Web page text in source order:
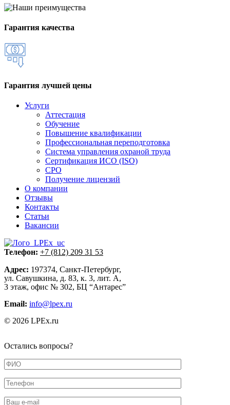
Гарантия качества
Гарантия лучшей цены
Услуги
Аттестация
Обучение
Повышение квалификации
Профессиональная переподготовка
Система управления охраной труда
Сертификация ИСО (ISO)
СРО
Получение лицензий
О компании
Отзывы
Контакты
Статьи
Вакансии
Телефон: +7 (812) 209 31 53
Адрес: 197374, Санкт-Петербург,
ул. Савушкина, д. 83, к. 3, лит. А,
3 этаж, офис № 302, БЦ “Антарес”
Email: info@lpex.ru
© 2026 LPEx.ru
Остались вопросы?